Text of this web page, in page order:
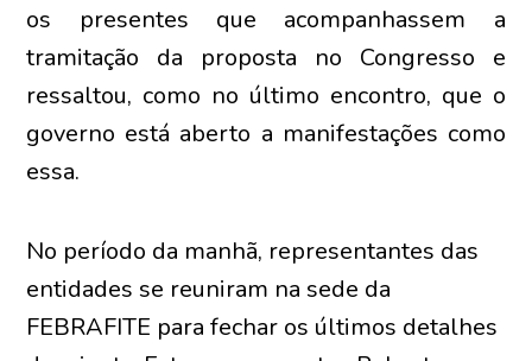
os presentes que acompanhassem a
tramitação da proposta no Congresso e
ressaltou, como no último encontro, que o
governo está aberto a manifestações como
essa.
No período da manhã, representantes das
entidades se reuniram na sede da
FEBRAFITE para fechar os últimos detalhes